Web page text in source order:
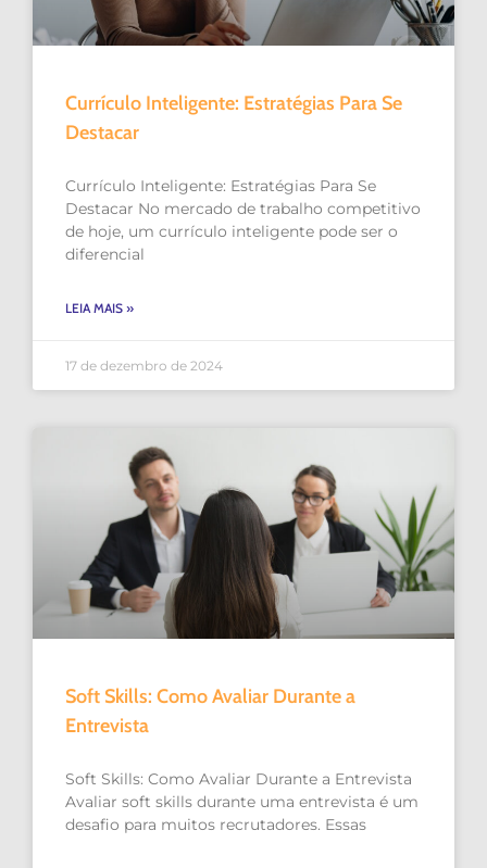
Currículo Inteligente: Estratégias Para Se
Destacar
Currículo Inteligente: Estratégias Para Se
Destacar No mercado de trabalho competitivo
de hoje, um currículo inteligente pode ser o
diferencial
LEIA MAIS »
17 de dezembro de 2024
Soft Skills: Como Avaliar Durante a
Entrevista
Soft Skills: Como Avaliar Durante a Entrevista
Avaliar soft skills durante uma entrevista é um
desafio para muitos recrutadores. Essas